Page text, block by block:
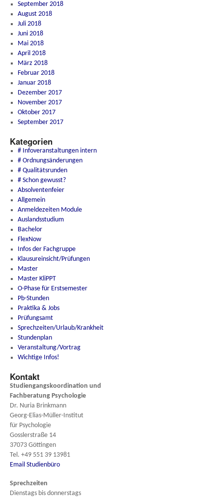
September 2018
August 2018
Juli 2018
Juni 2018
Mai 2018
April 2018
März 2018
Februar 2018
Januar 2018
Dezember 2017
November 2017
Oktober 2017
September 2017
Kategorien
# Infoveranstaltungen intern
# Ordnungsänderungen
# Qualitätsrunden
# Schon gewusst?
Absolventenfeier
Allgemein
Anmeldezeiten Module
Auslandsstudium
Bachelor
FlexNow
Infos der Fachgruppe
Klausureinsicht/Prüfungen
Master
Master KliPPT
O-Phase für Erstsemester
Pb-Stunden
Praktika & Jobs
Prüfungsamt
Sprechzeiten/Urlaub/Krankheit
Stundenplan
Veranstaltung/Vortrag
Wichtige Infos!
Kontakt
Studiengangskoordination und
Fachberatung Psychologie
Dr. Nuria Brinkmann
Georg-Elias-Müller-Institut
für Psychologie
Gosslerstraße 14
37073 Göttingen
Tel. +49 551 39 13981
Email Studienbüro
Sprechzeiten
Dienstags bis donnerstags